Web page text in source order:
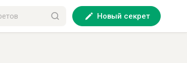
Новый секрет